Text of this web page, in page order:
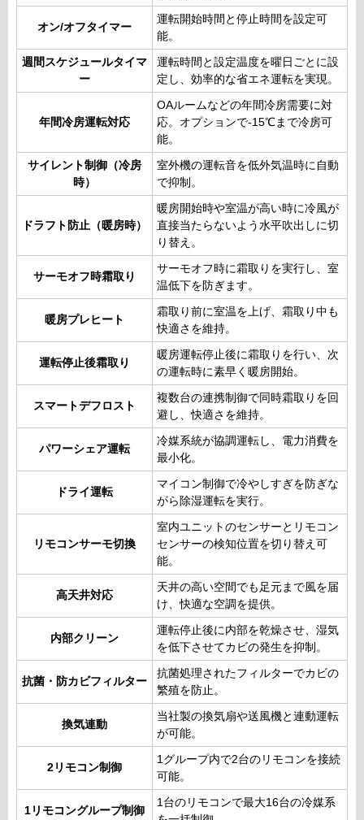
オン/オフタイマー
運転開始時間と停止時間を設定可
能。
週間スケジュールタイマ
ー
運転時間と設定温度を曜日ごとに設
定し、効率的な省エネ運転を実現。
年間冷房運転対応
OAルームなどの年間冷房需要に対
応。オプションで-15℃まで冷房可
能。
サイレント制御（冷房
時）
室外機の運転音を低外気温時に自動
で抑制。
ドラフト防止（暖房時）
暖房開始時や室温が高い時に冷風が
直接当たらないよう水平吹出しに切
り替え。
サーモオフ時霜取り
サーモオフ時に霜取りを実行し、室
温低下を防ぎます。
暖房プレヒート
霜取り前に室温を上げ、霜取り中も
快適さを維持。
運転停止後霜取り
暖房運転停止後に霜取りを行い、次
の運転時に素早く暖房開始。
スマートデフロスト
複数台の連携制御で同時霜取りを回
避し、快適さを維持。
パワーシェア運転
冷媒系統が協調運転し、電力消費を
最小化。
ドライ運転
マイコン制御で冷やしすぎを防ぎな
がら除湿運転を実行。
リモコンサーモ切換
室内ユニットのセンサーとリモコン
センサーの検知位置を切り替え可
能。
高天井対応
天井の高い空間でも足元まで風を届
け、快適な空調を提供。
内部クリーン
運転停止後に内部を乾燥させ、湿気
を低下させてカビの発生を抑制。
抗菌・防カビフィルター
抗菌処理されたフィルターでカビの
繁殖を防止。
換気連動
当社製の換気扇や送風機と連動運転
が可能。
2リモコン制御
1グループ内で2台のリモコンを接続
可能。
1リモコングループ制御
1台のリモコンで最大16台の冷媒系